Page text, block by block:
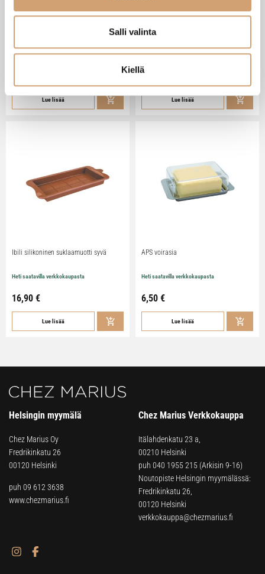
Salli valinta
Kiellä
Heti saatavilla verkkokaupasta
Lue lisää
Ibili Sushisetti
Heti saatavilla verkkokaupasta
29,90
Lue lisää
Ibili silikoninen suklaamuotti syvä
Heti saatavilla verkkokaupasta
16,90 €
Lue lisää
APS voirasia
Heti saatavilla verkkokaupasta
6,50 €
Lue lisää
Helsingin myymälä
Chez Marius Oy
Fredrikinkatu 26
00120 Helsinki
puh 09 612 3638
www.chezmarius.fi
Chez Marius Verkkokauppa
Itälahdenkatu 23 a,
00210 Helsinki
puh 040 1955 215 (Arkisin 9-16)
Noutopiste Helsingin myymälässä:
Fredrikinkatu 26,
00120 Helsinki
verkkokauppa@chezmarius.fi